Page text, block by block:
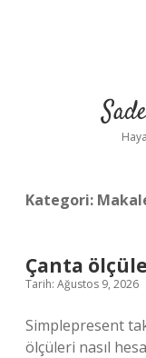
Kategori:
Çanta
Tarih: Ağustos 9, 2026
Simplepresent
ölçüleri nasıl